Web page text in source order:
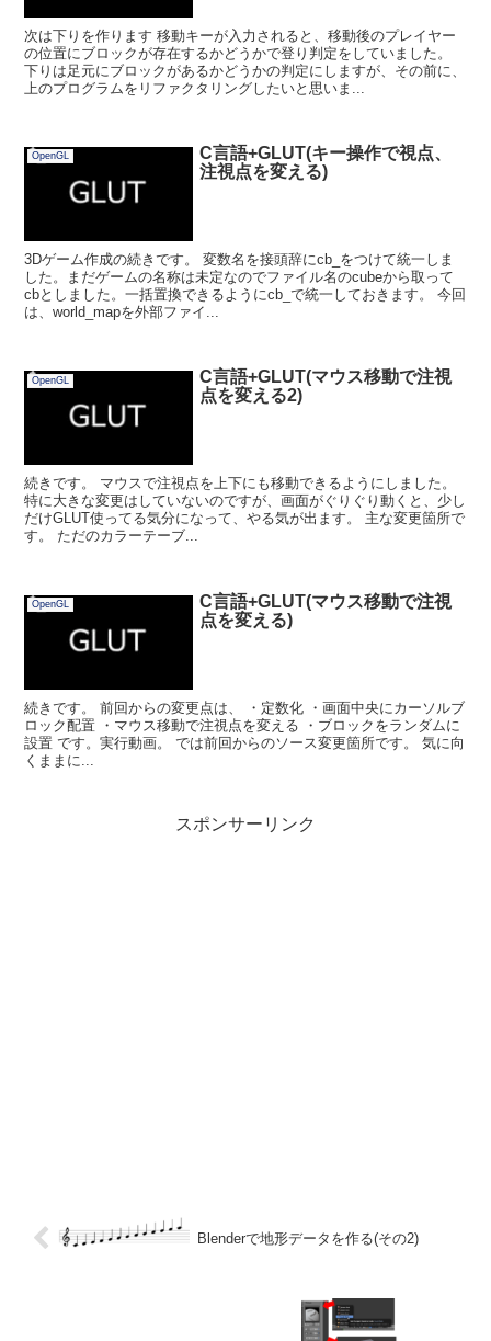
次は下りを作ります 移動キーが入力されると、移動後のプレイヤー
の位置にブロックが存在するかどうかで登り判定をしていました。
下りは足元にブロックがあるかどうかの判定にしますが、その前に、
上のプログラムをリファクタリングしたいと思いま...
OpenGL
C言語+GLUT(キー操作で視点、
注視点を変える)
3Dゲーム作成の続きです。 変数名を接頭辞にcb_をつけて統一しま
した。まだゲームの名称は未定なのでファイル名のcubeから取って
cbとしました。一括置換できるようにcb_で統一しておきます。 今回
は、world_mapを外部ファイ...
OpenGL
C言語+GLUT(マウス移動で注視
点を変える2)
続きです。 マウスで注視点を上下にも移動できるようにしました。
特に大きな変更はしていないのですが、画面がぐりぐり動くと、少し
だけGLUT使ってる気分になって、やる気が出ます。 主な変更箇所で
す。 ただのカラーテーブ...
OpenGL
C言語+GLUT(マウス移動で注視
点を変える)
続きです。 前回からの変更点は、 ・定数化 ・画面中央にカーソルブ
ロック配置 ・マウス移動で注視点を変える ・ブロックをランダムに
設置 です。実行動画。 では前回からのソース変更箇所です。 気に向
くままに...
スポンサーリンク
Blenderで地形データを作る(その2)